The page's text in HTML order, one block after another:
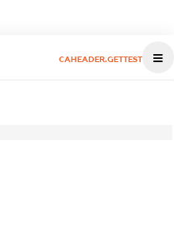
CAHEADER.GETTEST